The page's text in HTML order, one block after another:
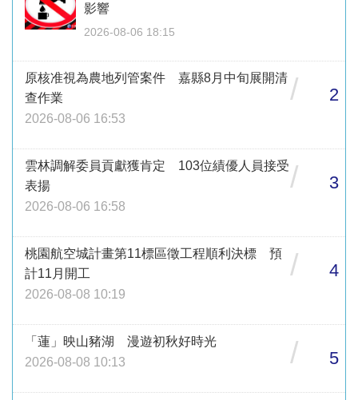
影響
2026-08-06 18:15
原核准視為農地列管案件 嘉縣8月中旬展開清
查作業
2026-08-06 16:53
/ 2
雲林調解委員貢獻獲肯定 103位績優人員接受
表揚
2026-08-06 16:58
/ 3
桃園航空城計畫第11標區徵工程順利決標 預
計11月開工
2026-08-08 10:19
/ 4
「蓮」映山豬湖 漫遊初秋好時光
2026-08-08 10:13
/ 5